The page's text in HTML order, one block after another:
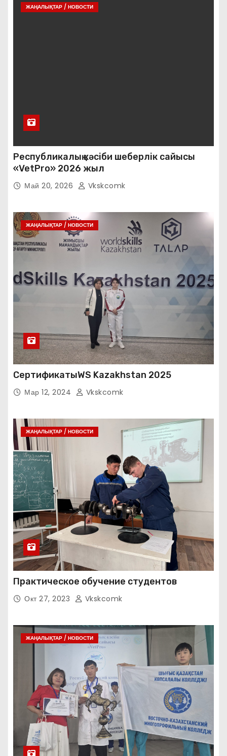
ЖАҢАЛЫҚТАР / НОВОСТИ
Республикалық кәсіби шеберлік сайысы
«VetPro» 2026 жыл
Май 20, 2026 Vkskcomk
ЖАҢАЛЫҚТАР / НОВОСТИ
СертификатыWS Kazakhstan 2025
Мар 12, 2024 Vkskcomk
ЖАҢАЛЫҚТАР / НОВОСТИ
Практическое обучение студентов
Окт 27, 2023 Vkskcomk
ЖАҢАЛЫҚТАР / НОВОСТИ